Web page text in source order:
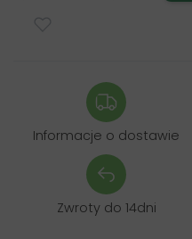
Informacje o dostawie
Zwroty do 14dni